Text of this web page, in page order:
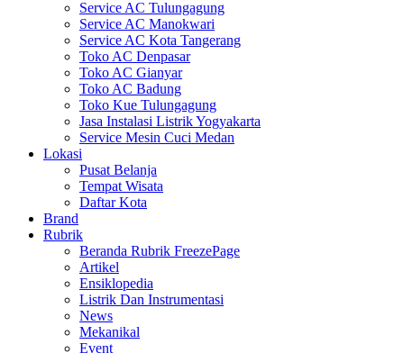
Service AC Tulungagung
Service AC Manokwari
Service AC Kota Tangerang
Toko AC Denpasar
Toko AC Gianyar
Toko AC Badung
Toko Kue Tulungagung
Jasa Instalasi Listrik Yogyakarta
Service Mesin Cuci Medan
Lokasi
Pusat Belanja
Tempat Wisata
Daftar Kota
Brand
Rubrik
Beranda Rubrik FreezePage
Artikel
Ensiklopedia
Listrik Dan Instrumentasi
News
Mekanikal
Event